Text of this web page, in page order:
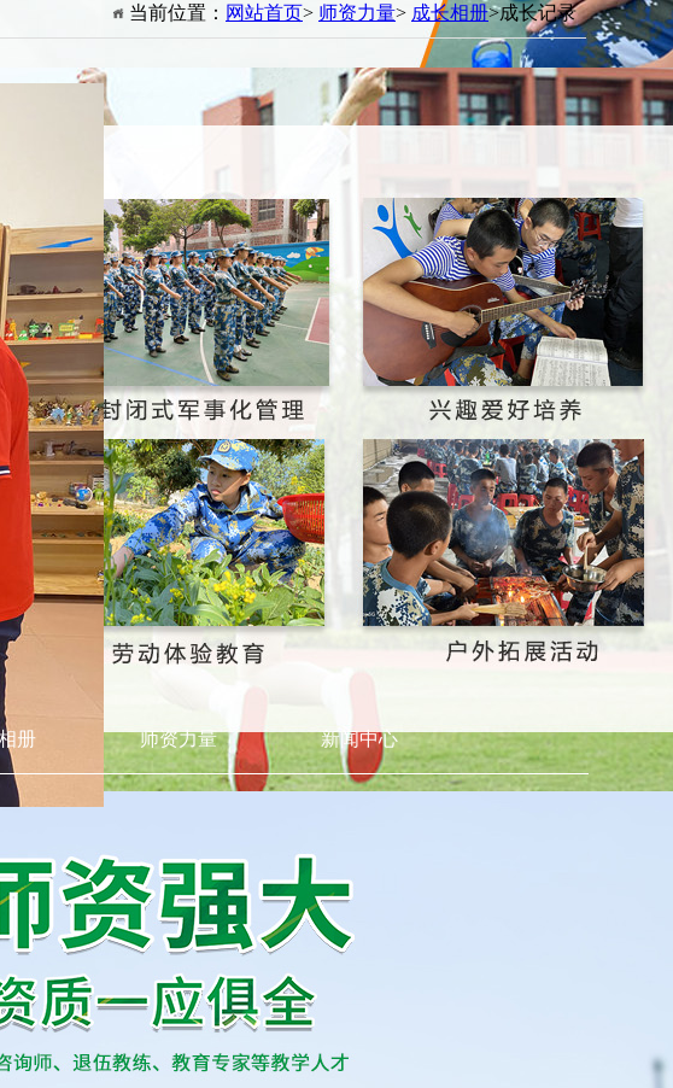
当前位置： 网站首页> 师资力量> 成长相册>成长记录
册 师资力量
新闻中心